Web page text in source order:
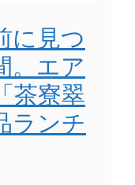
に見つ
。エア
茶寮翠
ランチ